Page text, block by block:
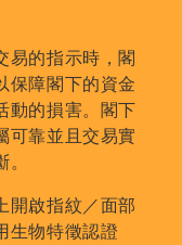
易的指示時，閣
保障閣下的資金
動的損害。閣下
可靠並且交易實
開啟指紋／面部
生物特徵認證